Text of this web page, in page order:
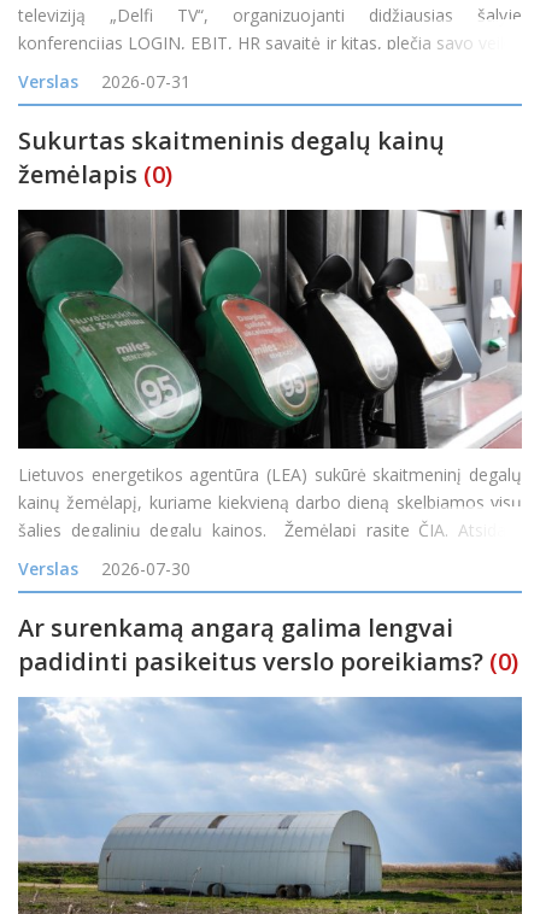
televiziją „Delfi TV“, organizuojanti didžiausias šalyje
konferencijas LOGIN, EBIT, HR savaitė ir kitas, plečia savo veiklą
įsigijusi vieną didžiausių skaitmeninės reklamos tinklų Baltijos
Verslas 2026-07-31
Sukurtas skaitmeninis degalų kainų
žemėlapis (0)
Lietuvos energetikos agentūra (LEA) sukūrė skaitmeninį degalų
kainų žemėlapį, kuriame kiekvieną darbo dieną skelbiamos visų
šalies degalinių degalų kainos. Žemėlapį rasite ČIA. Atsidarę
žemėlapį gyventojai nuo šiol galės patys palyginti kainas
skirtingose degalinėse ir rasti pi
Verslas 2026-07-30
Ar surenkamą angarą galima lengvai
padidinti pasikeitus verslo poreikiams? (0)